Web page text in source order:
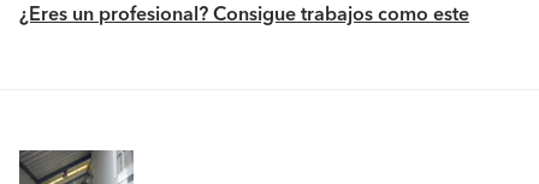
¿Eres un profesional? Consigue trabajos como este